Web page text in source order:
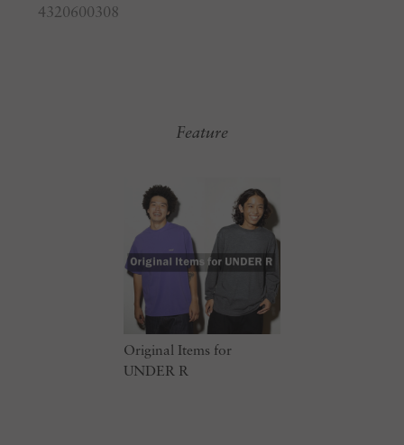
4320600308
Feature
Original Items for
UNDER R